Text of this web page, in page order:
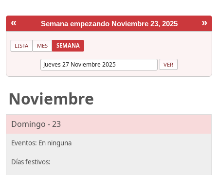
« »
Semana empezando Noviembre 23, 2025
LISTA MES SEMANA
Noviembre
Domingo - 23